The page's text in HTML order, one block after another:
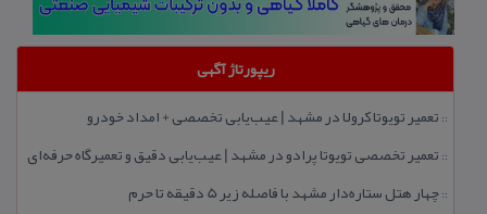
ریپورتاژ آگهی
:: تعمیر تویوتا كرولا در مشهد | عیب‌یابی تخصصی + امداد خودرو
:: تعمیر تخصصی تویوتا پرادو در مشهد | عیب‌یابی دقیق و تعمیرگاه حرفه‌ای
::چهار هتل‌ ستاره‌دار مشهد با فاصله زیر 5 دقیقه تا حرم